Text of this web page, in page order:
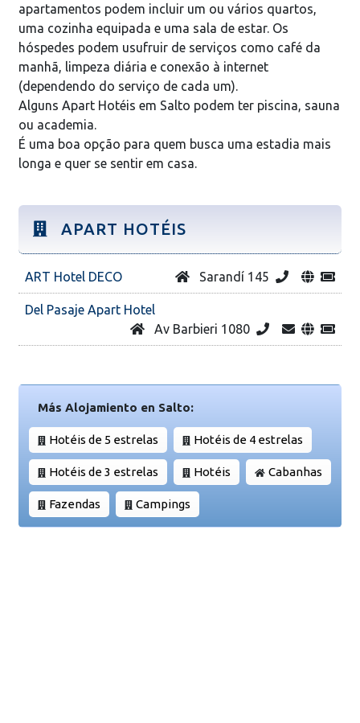
apartamentos podem incluir um ou vários quartos,
uma cozinha equipada e uma sala de estar. Os
hóspedes podem usufruir de serviços como café da
manhã, limpeza diária e conexão à internet
(dependendo do serviço de cada um).
Alguns Apart Hotéis em Salto podem ter piscina, sauna
ou academia.
É uma boa opção para quem busca uma estadia mais
longa e quer se sentir em casa.
APART HOTÉIS
ART Hotel DECO Sarandí 145
Del Pasaje Apart Hotel
Av Barbieri 1080
Más Alojamiento en Salto:
Hotéis de 5 estrelas Hotéis de 4 estrelas
Hotéis de 3 estrelas Hotéis Cabanhas
Fazendas Campings